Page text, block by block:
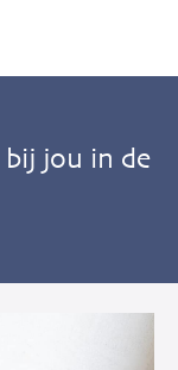
bij jou in de